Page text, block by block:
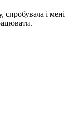
спробувала і мені